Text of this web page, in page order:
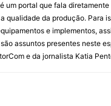
um portal que fala
qualidade da produção. Para
e implementos,
assuntos presentes neste
e da jornalista Katia